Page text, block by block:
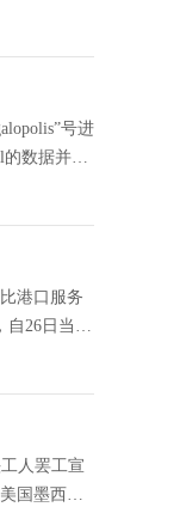
号进
数据并未
港口服务
自26日当天
人罢工宣
国墨西哥